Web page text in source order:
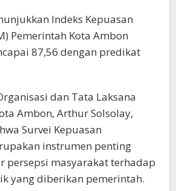
Indeks Kepuasan
Pemerintah Kota Ambon
87,56 dengan predikat
dan Tata Laksana
Ambon, Arthur Solsolay,
Survei Kepuasan
instrumen penting
persepsi masyarakat terhadap
yang diberikan pemerintah.